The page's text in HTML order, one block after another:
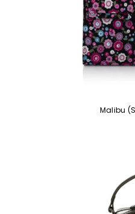
Malibu